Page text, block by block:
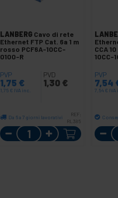
LANBERG Cavo di rete
Ethernet FTP Cat. 6a 1 m
rosso PCF6A-10CC-
0100-R
PVP
1,75 €
1,75 € IVA inc.
PVD
1,30 €
Da 6 a 7 giorni lavorativi
REF:
RL385
Quantità
CCA
10CC-
PVP
7,54
7,54 €